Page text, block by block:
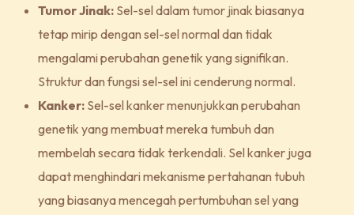
Tumor Jinak: Sel-sel dalam tumor jinak biasanya
tetap mirip dengan sel-sel normal dan tidak
mengalami perubahan genetik yang signifikan.
Struktur dan fungsi sel-sel ini cenderung normal.
Kanker: Sel-sel kanker menunjukkan perubahan
genetik yang membuat mereka tumbuh dan
membelah secara tidak terkendali. Sel kanker juga
dapat menghindari mekanisme pertahanan tubuh
yang biasanya mencegah pertumbuhan sel yang